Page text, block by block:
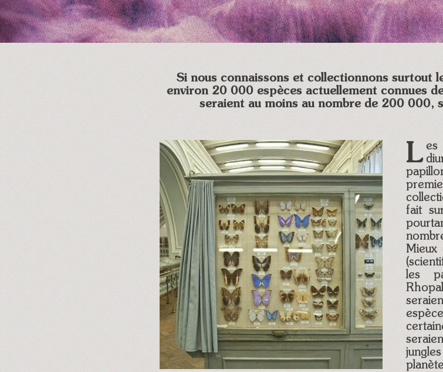
Si nous connaissons et collectionnons surtout
environ 20 000 espèces actuellement connues
seraient au moins au nombre de 200 000,
Les scientifiques parlent de papillons
fait
Mieux
les